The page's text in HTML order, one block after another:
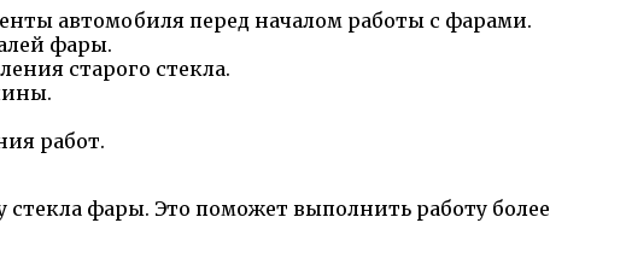
автомобиля перед началом работы с фарами.
фары.
старого стекла.
работ.
стекла фары. Это поможет выполнить работу более